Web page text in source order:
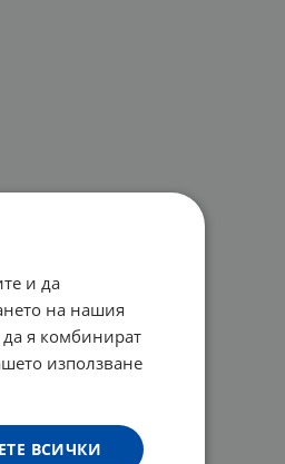
и да
на нашия
я комбинират
използване
ВСИЧКИ